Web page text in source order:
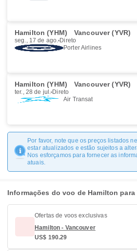
Hamilton (YHM) Vancouver (YVR)
seg., 17 de ago. Direto
Porter Airlines
Hamilton (YHM) Vancouver (YVR)
ter., 28 de jul. Direto
Air Transat
Por favor, note que os preços listados
estar atualizados e estão sujeitos a
Nos esforçamos para fornecer as
atuais.
Informações do voo de Hamilton para
Ofertas de voos exclusivas
Hamilton - Vancouver
US$ 190.29